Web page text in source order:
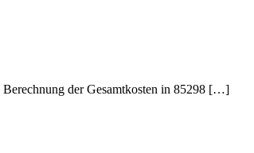
Berechnung der Gesamtkosten in 85298 […]